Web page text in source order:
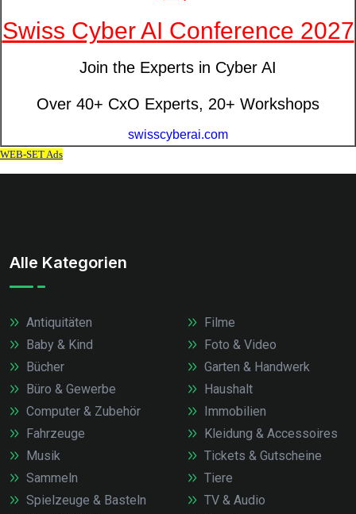
Alle Kategorien
Antiquitäten
Baby & Kind
Bücher
Büro & Gewerbe
Computer & Zubehör
Fahrzeuge
Filme
Foto & Video
Garten & Handwerk
Haushalt
Immobilien
Kleidung & Accessoires
Musik
Sammeln
Spielzeuge & Basteln
Tickets & Gutscheine
Tiere
TV & Audio